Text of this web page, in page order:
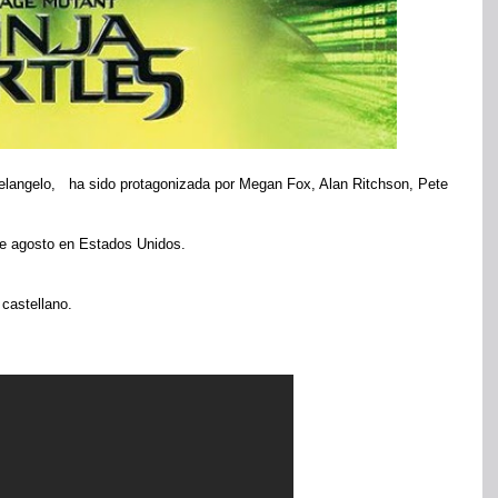
ha sido protagonizada por Megan Fox, Alan Ritchson, Pete
agosto en Estados Unidos.